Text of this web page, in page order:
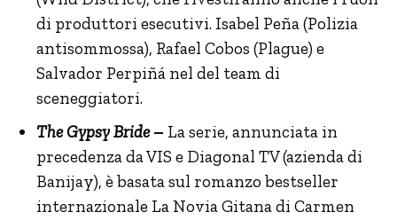
di produttori esecutivi. Isabel Peña (Polizia
antisommossa), Rafael Cobos (Plague) e
Salvador Perpiñá nel del team di
sceneggiatori.
The Gypsy Bride– La serie, annunciata in
precedenza da VIS e Diagonal TV (azienda di
Banijay), è basata sul romanzo bestseller
internazionale La Novia Gitana di Carmen